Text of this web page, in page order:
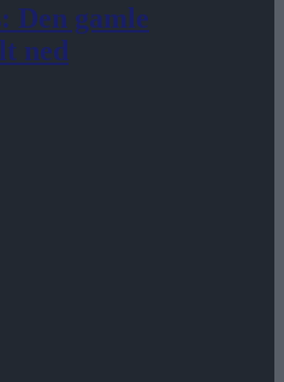
Den gamle
ned